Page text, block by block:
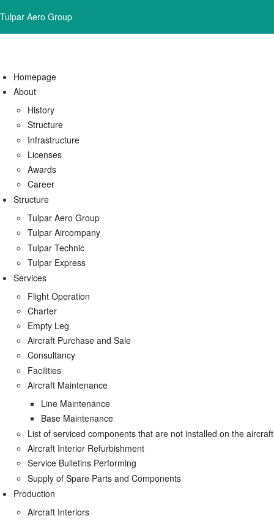
Tulpar Aero Group
Homepage
About
History
Structure
Infrastructure
Licenses
Awards
Career
Structure
Tulpar Aero Group
Tulpar Aircompany
Tulpar Technic
Tulpar Express
Services
Flight Operation
Charter
Empty Leg
Aircraft Purchase and Sale
Consultancy
Facilities
Aircraft Maintenance
Line Maintenance
Base Maintenance
List of serviced components that are not installed on the aircraft
Aircraft Interior Refurbishment
Service Bulletins Performing
Supply of Spare Parts and Components
Production
Aircraft Interiors